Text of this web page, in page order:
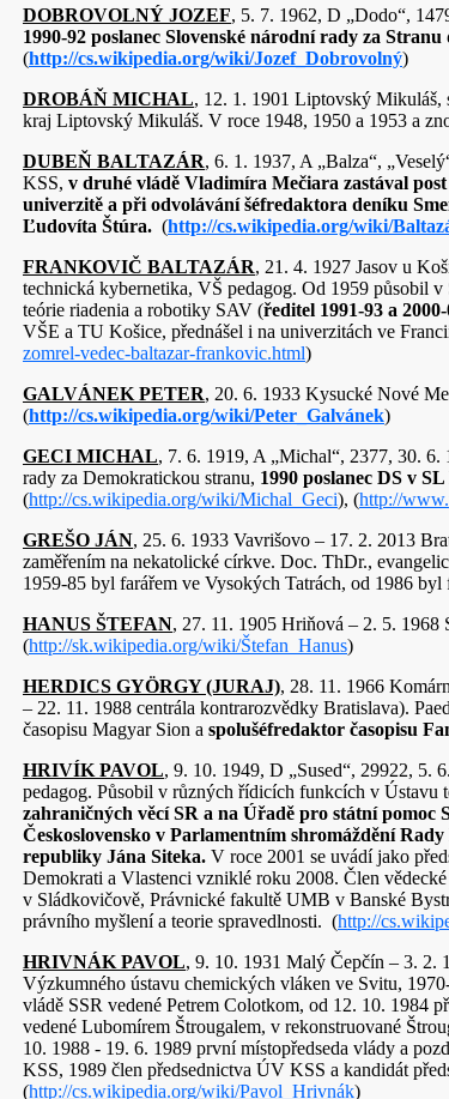
DOBROVOLNÝ JOZEF, 5. 7. 1962, D „Dodo“,
1990-92 poslanec Slovenské národní rady za
(http://cs.wikipedia.org/wiki/Jozef_Dobrovolný)
DROBÁŇ MICHAL, 12. 1. 1901 Liptovský
kraj Liptovský Mikuláš. V roce 1948, 1950 a 1953 a
DUBEŇ BALTAZÁR, 6. 1. 1937, A „Balza“,
KSS, v druhé vládě Vladimíra Mečiara zastával
univerzitě a při odvolávání šéfredaktora deníku
Ľudovíta Štúra. (http://cs.wikipedia.org/wiki/
FRANKOVIČ BALTAZÁR, 21. 4. 1927 Jasov u
technická kybernetika, VŠ pedagog. Od 1959 působil
teórie riadenia a robotiky SAV (ředitel 1991-93 a 2000-
VŠE a TU Košice, přednášel i na
zomrel-vedec-baltazar-frankovic.html)
GALVÁNEK PETER, 20. 6. 1933 Kysucké Nové
(http://cs.wikipedia.org/wiki/Peter_Galvánek)
GECI MICHAL, 7. 6. 1919, A „Michal“, 2377, 30.
rady za Demokratickou stranu, 1990 poslanec DS v
(http://cs.wikipedia.org/wiki/Michal_Geci), (http://
GREŠO JÁN, 25. 6. 1933 Vavrišovo – 17. 2. 2013
zaměřením na nekatolické církve. Doc. ThDr.,
1959-85 byl farářem ve Vysokých Tatrách, od 1986
HANUS ŠTEFAN, 27. 11. 1905 Hriňová – 2. 5. 1968
(http://sk.wikipedia.org/wiki/Štefan_Hanus)
HERDICS GYÖRGY (JURAJ), 28. 11. 1966
– 22. 11. 1988 centrála kontrarozvědky Bratislava).
časopisu Magyar Sion a spolušéfredaktor časopisu
HRIVÍK PAVOL, 9. 10. 1949, D „Sused“, 29922, 5.
pedagog. Působil v různých řídicích funkcích v Ústavu
zahraničných věcí SR a na Úřadě pro státní pomoc
Československo v Parlamentním shromáždění
republiky Jána Siteka. V roce 2001 se uvádí jako
Demokrati a Vlastenci vzniklé roku 2008. Člen
v Sládkovičově, Právnické fakultě UMB v Banské
právního myšlení a teorie spravedlnosti. (http://
HRIVNÁK PAVOL, 9. 10. 1931 Malý Čepčín – 3. 2.
Výzkumného ústavu chemických vláken ve Svitu,
vládě SSR vedené Petrem Colotkom, od 12. 10. 1984
vedené Lubomírem Štrougalem, v rekonstruované
10. 1988 - 19. 6. 1989 první místopředseda vlády a
KSS, 1989 člen předsednictva ÚV KSS a kandidát
(http://cs.wikipedia.org/wiki/Pavol_Hrivnák)